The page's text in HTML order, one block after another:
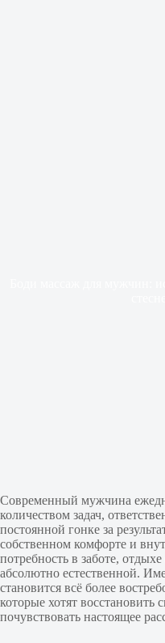
Современный мужчина
количеством задач,
постоянной гонке за
собственном комфорте и
потребность в заботе,
абсолютно естественной.
становится всё более
которые хотят
почувствовать настоящее